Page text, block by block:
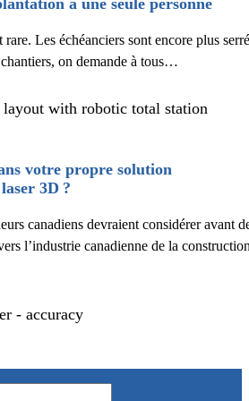
à une seule personne
Les échéanciers sont encore plus
on demande à tous…
votre propre solution
3D ?
canadiens devraient considérer avant
l’industrie canadienne de la